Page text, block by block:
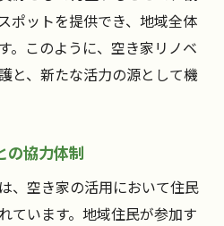
ポットを提供でき、地域全体
。このように、空き家リノベ
と、新たな活力の源として機
の協力体制
、空き家の活用において住民
ています。地域住民が参加す